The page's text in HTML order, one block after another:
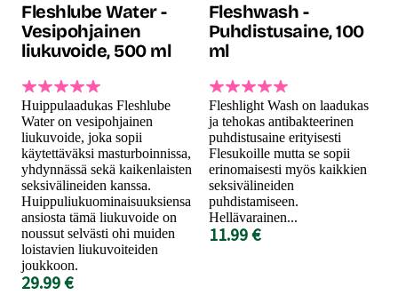
Fleshlube Water -
Vesipohjainen
liukuvoide, 500 ml
Huippulaadukas Fleshlube
Water on vesipohjainen
liukuvoide, joka sopii
käytettäväksi masturboinnissa,
yhdynnässä sekä kaikenlaisten
seksivälineiden kanssa.
Huippuliukuominaisuuksiensa
ansiosta tämä liukuvoide on
noussut selvästi ohi muiden
loistavien liukuvoiteiden
joukkoon.
29.99 €
Fleshwash -
Puhdistusaine, 100
ml
Fleshlight Wash on laadukas
ja tehokas antibakteerinen
puhdistusaine erityisesti
Flesukoille mutta se sopii
erinomaisesti myös kaikkien
seksivälineiden
puhdistamiseen.
Hellävarainen...
11.99 €